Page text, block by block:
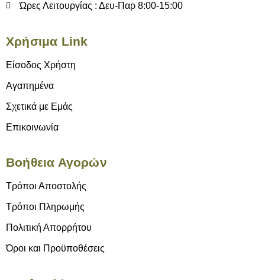
Ώρες Λειτουργίας : Δευ-Παρ 8:00-15:00
Χρήσιμα Link
Είσοδος Χρήστη
Αγαπημένα
Σχετικά με Εμάς
Επικοινωνία
Βοήθεια Αγορών
Τρόποι Αποστολής
Τρόποι Πληρωμής
Πολιτική Απορρήτου
Όροι και Προϋποθέσεις